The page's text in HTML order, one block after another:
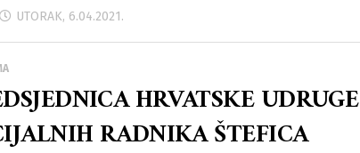
UTORAK, 6.04.2021.
HRVATSKE UDRUGE
RADNIKA ŠTEFICA